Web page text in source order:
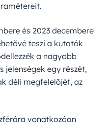
és 2023 decembere
teszi a kutatók
a nagyobb
jelenségek egy részét,
déli megfelelőjét, az
vonatkozóan